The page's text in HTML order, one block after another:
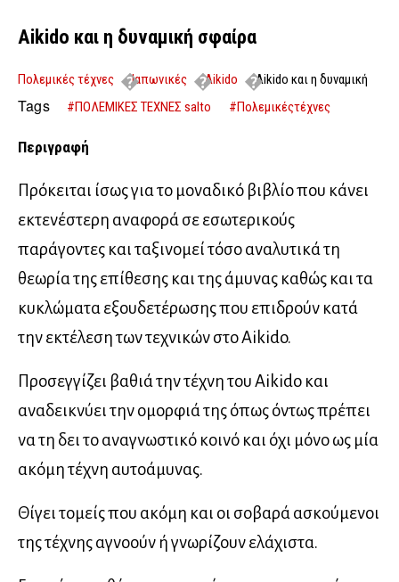
Aikido και η δυναμική σφαίρα
Πολεμικές τέχνες Ιαπωνικές Aikido
Aikido και η δυναμική
σφαίρα
Tags #ΠΟΛΕΜΙΚΕΣ ΤΕΧΝΕΣ salto #Πολεμικέςτέχνες
Περιγραφή
Πρόκειται ίσως για το μοναδικό βιβλίο που κάνει
εκτενέστερη αναφορά σε εσωτερικούς
παράγοντες και ταξινομεί τόσο αναλυτικά τη
θεωρία της επίθεσης και της άμυνας καθώς και τα
κυκλώματα εξουδετέρωσης που επιδρούν κατά
την εκτέλεση των τεχνικών στο Aikido.
Προσεγγίζει βαθιά την τέχνη του Aikido και
αναδεικνύει την ομορφιά της όπως όντως πρέπει
να τη δει το αναγνωστικό κοινό και όχι μόνο ως μία
ακόμη τέχνη αυτοάμυνας.
Θίγει τομείς που ακόμη και οι σοβαρά ασκούμενοι
της τέχνης αγνοούν ή γνωρίζουν ελάχιστα.